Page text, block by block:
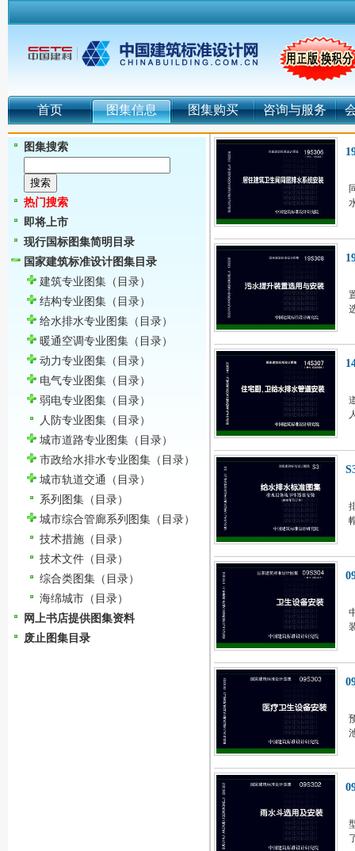
首页 图集信息 图集购买 咨询与服务
图集搜索
热门搜索
即将上市
现行国标图集简明目录
国家建筑标准设计图集目录
建筑专业图集 （目录）
结构专业图集 （目录）
给水排水专业图集 （目录）
暖通空调专业图集 （目录）
动力专业图集 （目录）
电气专业图集 （目录）
弱电专业图集 （目录）
人防专业图集 （目录）
城市道路专业图集 （目录）
市政给水排水专业图集 （目录）
城市轨道交通
（目录）
系列图集 （目录）
城市综合管廊系列图集 （目录）
技术措施 （目录）
技术文件 （目录）
综合类图集 （目录）
海绵城市 （目录）
网上书店提供图集资料
废止图集目录